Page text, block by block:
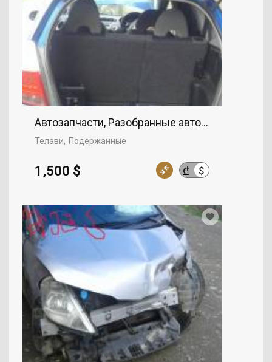
Автозапчасти, Разобранные автомобили
Телави Подержанные
₾ $
1,500 $